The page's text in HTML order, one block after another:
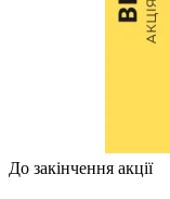
До закінчення акції